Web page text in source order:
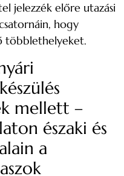
jelezzék előre utazási
hogy
többlethelyeket.
mellett –
északi és
a